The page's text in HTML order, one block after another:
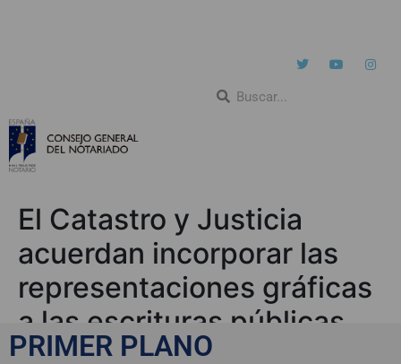
El Catastro y Justicia
acuerdan incorporar las
representaciones gráficas
a las escrituras públicas
PRIMER PLANO